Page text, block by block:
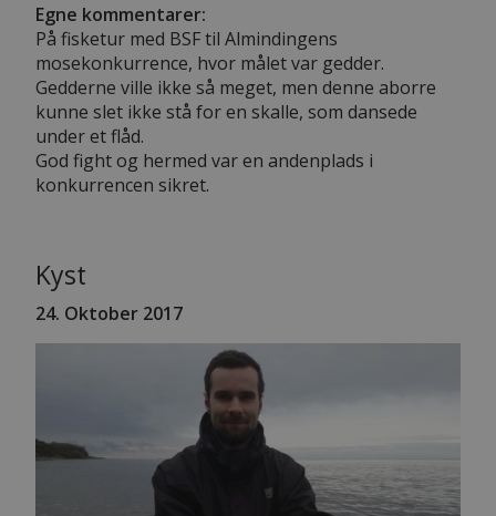
Egne kommentarer:
På fisketur med BSF til Almindingens
mosekonkurrence, hvor målet var gedder.
Gedderne ville ikke så meget, men denne aborre
kunne slet ikke stå for en skalle, som dansede
under et flåd.
God fight og hermed var en andenplads i
konkurrencen sikret.
Kyst
24. Oktober 2017